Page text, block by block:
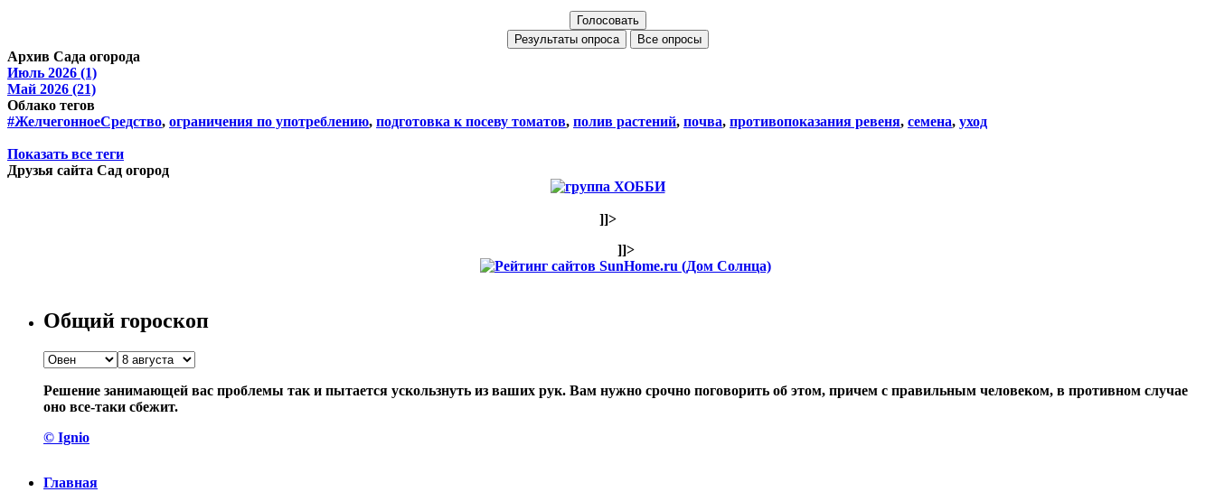
Все опросы
Архив Сада огорода
Июль 2026 (1)
Май 2026 (21)
Облако тегов
#ЖелчегонноеСредство, ограничения по употреблению, подготовка к посеву томатов, полив растений, почва, противопоказания ревеня, семена, уход
Показать все теги
Друзья сайта Сад огород
]]>
]]>
Общий гороскоп
Решение занимающей вас проблемы так и пытается ускользнуть из ваших рук. Вам нужно срочно поговорить об этом, причем с правильным человеком, в противном случае
оно все-таки сбежит.
© Ignio
Главная